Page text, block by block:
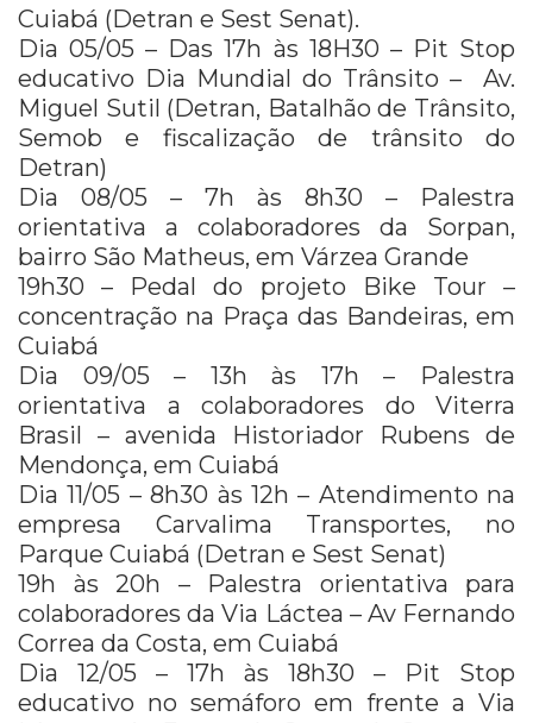
Cuiabá (Detran e Sest Senat).
Dia 05/05 – Das 17h às 18H30 – Pit Stop
educativo Dia Mundial do Trânsito – Av.
Miguel Sutil (Detran, Batalhão de Trânsito,
Semob e fiscalização de trânsito do
Detran)
Dia 08/05 – 7h às 8h30 – Palestra
orientativa a colaboradores da Sorpan,
bairro São Matheus, em Várzea Grande
19h30 – Pedal do projeto Bike Tour –
concentração na Praça das Bandeiras, em
Cuiabá
Dia 09/05 – 13h às 17h – Palestra
orientativa a colaboradores do Viterra
Brasil – avenida Historiador Rubens de
Mendonça, em Cuiabá
Dia 11/05 – 8h30 às 12h – Atendimento na
empresa Carvalima Transportes, no
Parque Cuiabá (Detran e Sest Senat)
19h às 20h – Palestra orientativa para
colaboradores da Via Láctea – Av Fernando
Correa da Costa, em Cuiabá
Dia 12/05 – 17h às 18h30 – Pit Stop
educativo no semáforo em frente a Via